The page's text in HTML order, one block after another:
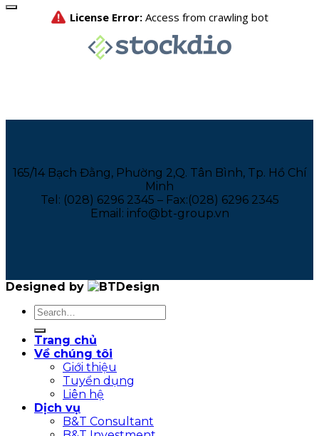
165/14 Bạch Đằng, Phường 2,Q. Tân Bình, Tp. Hồ Chí
Minh
Tel: (028) 6296 2345 – Fax:(028) 6296 2345
Email: info@bt-group.vn
Designed by
Trang chủ
Về chúng tôi
Giới thiệu
Tuyển dụng
Liên hệ
Dịch vụ
B&T Consultant